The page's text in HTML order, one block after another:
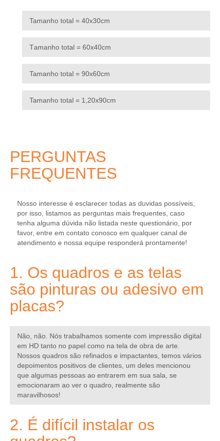
Tamanho total = 40x30cm
Tamanho total = 60x40cm
Tamanho total = 90x60cm
Tamanho total = 1,20x90cm
PERGUNTAS
FREQUENTES
Nosso interesse é esclarecer todas as duvidas possíveis,
por isso, listamos as perguntas mais frequentes, caso
tenha alguma dúvida não listada neste questionário, por
favor, entre em contato conosco em qualquer canal de
atendimento e nossa equipe responderá prontamente!
1. Os quadros e as telas
são pinturas ou adesivo em
placas?
Não, não. Nós trabalhamos somente com impressão digital
em HD tanto no papel como na tela de obra de arte.
Nossos quadros são refinados e impactantes, temos vários
depoimentos positivos de clientes, um deles mencionou
que algumas pessoas ao entrarem em sua sala, se
emocionaram ao ver o quadro, realmente são
maravilhosos!
2. É difícil instalar os